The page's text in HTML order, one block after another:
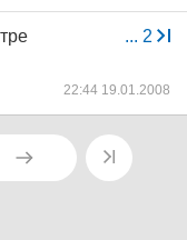
... 2
22:44 19.01.2008